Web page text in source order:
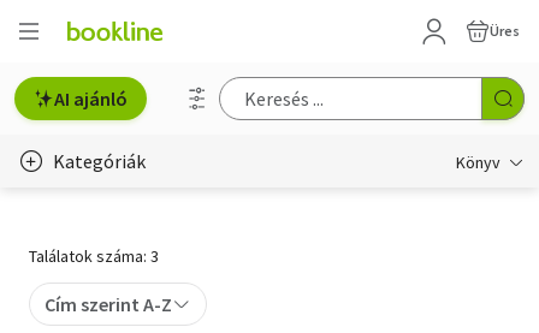
Üres
AI ajánló
Kategóriák Könyv
Gyermek- és ifjúsági
Találatok száma: 3
Cím szerint A-Z